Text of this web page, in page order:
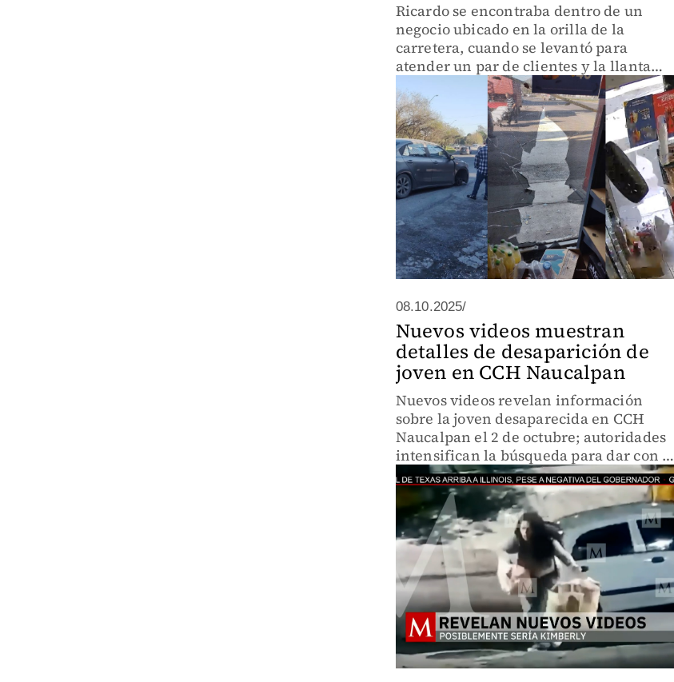
Ricardo se encontraba dentro de un
negocio ubicado en la orilla de la
carretera, cuando se levantó para
atender un par de clientes y la llanta
entró por el vidrio a toda velocidad.
08.10.2025/
Nuevos videos muestran
detalles de desaparición de
joven en CCH Naucalpan
Nuevos videos revelan información
sobre la joven desaparecida en CCH
Naucalpan el 2 de octubre; autoridades
intensifican la búsqueda para dar con su
paradero.